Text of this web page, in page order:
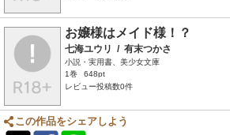
お嬢様はメイド様！？
七海ユウリ / 有末つかさ
小説・実用書、美少女文庫
1巻
648pt
レビュー投稿数0件
この作品をシェアしよう